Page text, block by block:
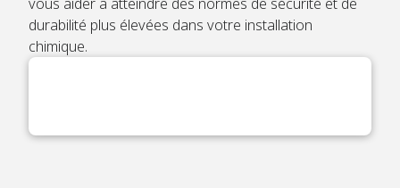
durabilité plus élevées dans votre installation
chimique.